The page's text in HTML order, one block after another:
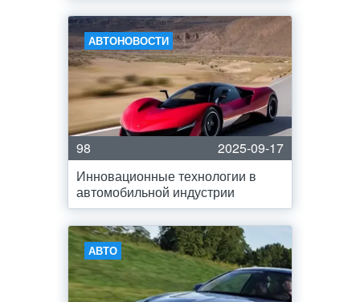
АВТОНОВОСТИ
98
2025-09-17
Инновационные технологии в
автомобильной индустрии
АВТО